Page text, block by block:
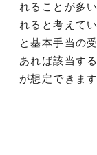
れることが多
れると考えて
と基本手当の
あれば該当す
が想定できます